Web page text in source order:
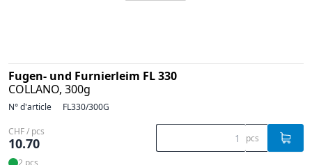
Fugen- und Furnierleim FL 330
COLLANO, 300g
N° d'article FL330/300G
CHF / pcs
10.70 pcs
2 pcs